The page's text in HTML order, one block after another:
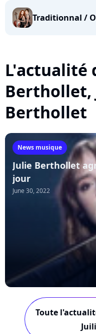
Traditionnal /
L'actualité
Berthollet,
Berthollet
News musique
Julie Berthollet
jour
June 30, 2022
Toute